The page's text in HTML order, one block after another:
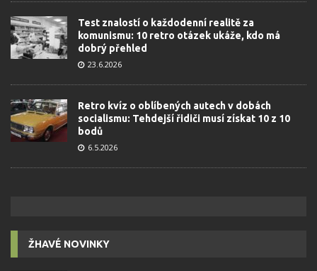
Test znalostí o každodenní realitě za
komunismu: 10 retro otázek ukáže, kdo má
dobrý přehled
23.6.2026
Retro kvíz o oblíbených autech v dobách
socialismu: Tehdejší řidiči musí získat 10 z 10
bodů
6.5.2026
ŽHAVÉ NOVINKY